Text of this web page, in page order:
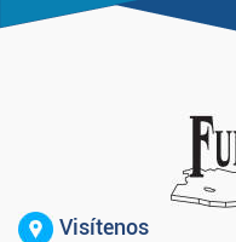
Visítenos